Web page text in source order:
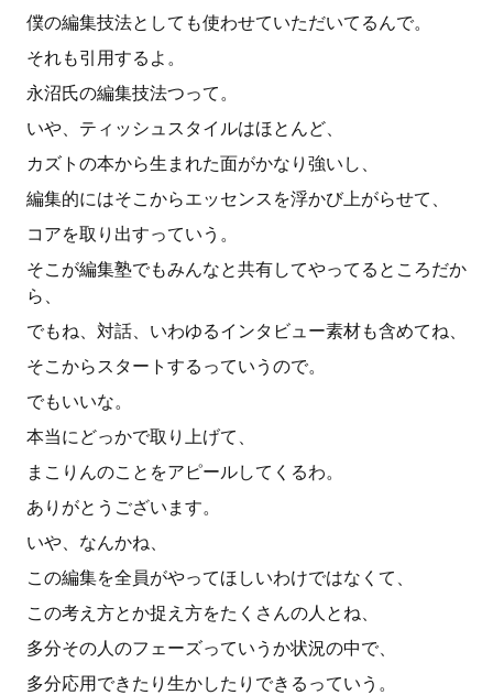
僕の編集技法としても使わせていただいてるんで。
それも引用するよ。
永沼氏の編集技法つって。
いや、ティッシュスタイルはほとんど、
カズトの本から生まれた面がかなり強いし、
編集的にはそこからエッセンスを浮かび上がらせて、
コアを取り出すっていう。
そこが編集塾でもみんなと共有してやってるところだか
ら、
でもね、対話、いわゆるインタビュー素材も含めてね、
そこからスタートするっていうので。
でもいいな。
本当にどっかで取り上げて、
まこりんのことをアピールしてくるわ。
ありがとうございます。
いや、なんかね、
この編集を全員がやってほしいわけではなくて、
この考え方とか捉え方をたくさんの人とね、
多分その人のフェーズっていうか状況の中で、
多分応用できたり生かしたりできるっていう。